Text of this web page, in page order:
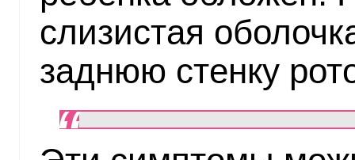
слизистая
заднюю стенку